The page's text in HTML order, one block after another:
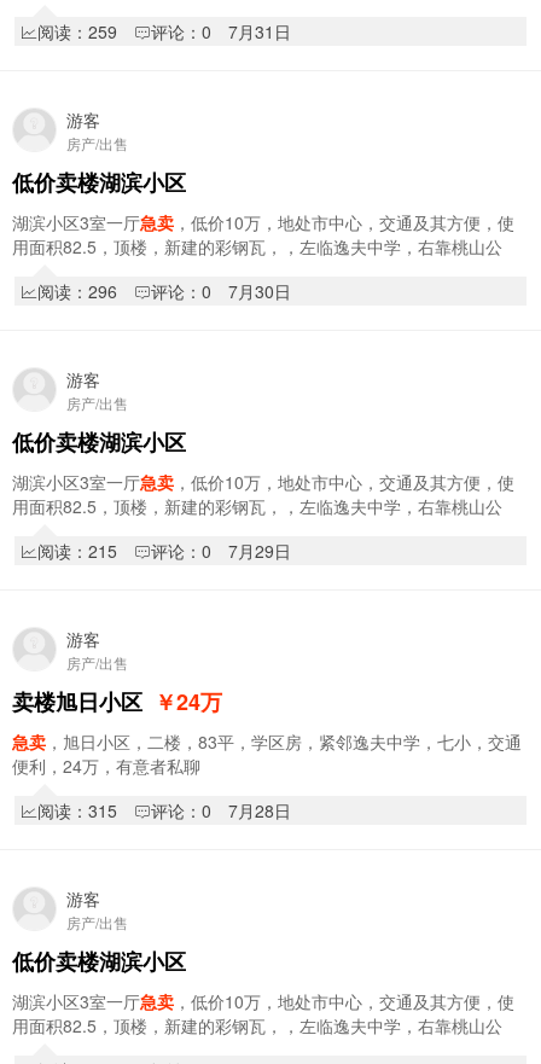
阅读：259
评论：0 7月31日
游客
房产/出售
低价卖楼湖滨小区
湖滨小区3室一厅急卖 ，低价10万，地处市中心，交通及其方便，使
用面积82.5，顶楼，新建的彩钢瓦，，左临逸夫中学，右靠桃山公
阅读：296
评论：0 7月30日
游客
房产/出售
低价卖楼湖滨小区
湖滨小区3室一厅急卖 ，低价10万，地处市中心，交通及其方便，使
用面积82.5，顶楼，新建的彩钢瓦，，左临逸夫中学，右靠桃山公
阅读：215
评论：0 7月29日
游客
房产/出售
卖楼旭日小区 ￥24万
急卖 ，旭日小区，二楼，83平，学区房，紧邻逸夫中学，七小，交通
便利，24万，有意者私聊
阅读：315
评论：0 7月28日
游客
房产/出售
低价卖楼湖滨小区
湖滨小区3室一厅急卖 ，低价10万，地处市中心，交通及其方便，使
用面积82.5，顶楼，新建的彩钢瓦，，左临逸夫中学，右靠桃山公